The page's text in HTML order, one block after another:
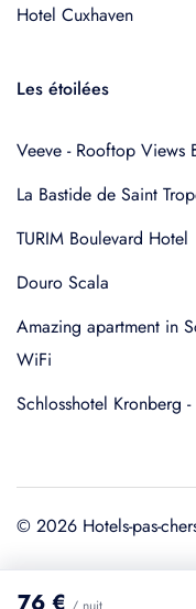
Hotel Cuxhaven
Les étoilées
Veeve - Rooftop Views
La Bastide de Saint
TURIM Boulevard Hotel
Douro Scala
Amazing apartment in
WiFi
Schlosshotel Kronberg
© 2026 Hotels-pas-